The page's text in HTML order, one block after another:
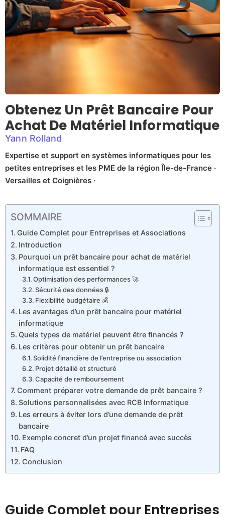
Obtenez Un Prêt Bancaire Pour
Achat De Matériel Informatique
Yann Rolland
Expertise et support en systèmes informatiques pour les
petites entreprises et les PME de la région Île-de-France ·
Versailles et Coignières ·
SOMMAIRE
Guide Complet pour Entreprises et Associations
Introduction
Pourquoi un prêt bancaire pour achat de matériel
informatique est essentiel ?
Optimisation des performances 🚀
Sécurité des données 🔒
Flexibilité budgétaire 💰
Les avantages d’un prêt bancaire pour matériel
informatique
Quels types de matériel peuvent être financés ?
Les critères pour obtenir un prêt bancaire
Solidité financière de l’entreprise ou association
Projet détaillé et structuré
Capacité de remboursement
Comment préparer votre demande de prêt bancaire ?
Solutions personnalisées avec RCB Informatique
Les erreurs à éviter lors d’une demande de prêt
bancaire
Exemple concret d’un projet financé avec succès
FAQ
Conclusion
Guide Complet pour Entreprises